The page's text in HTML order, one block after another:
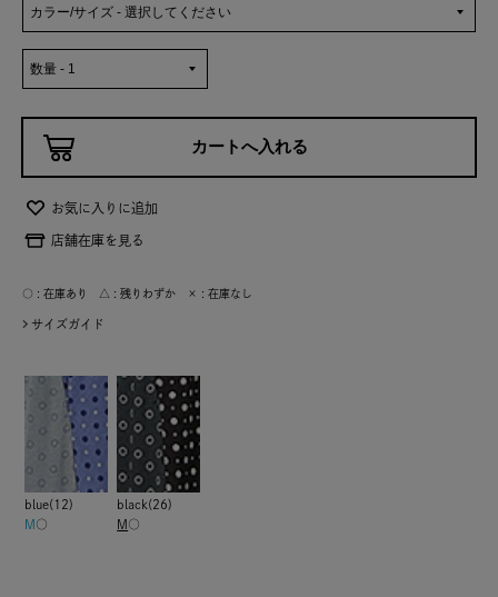
お気に入りに追加
店舗在庫を見る
○ : 在庫あり △ : 残りわずか × : 在庫なし
サイズガイド
blue(12)
M ○
black(26)
M ○